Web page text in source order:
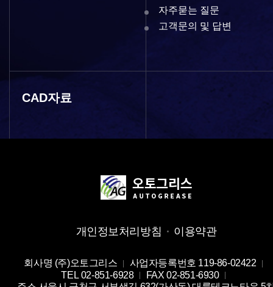
자주묻는 질문
고객문의 및 답변
CAD자료
개인정보처리방침 이용약관
회사명 (주)오토그리스 사업자등록번호 119-86-02422
TEL 02-851-6928 FAX 02-851-6930